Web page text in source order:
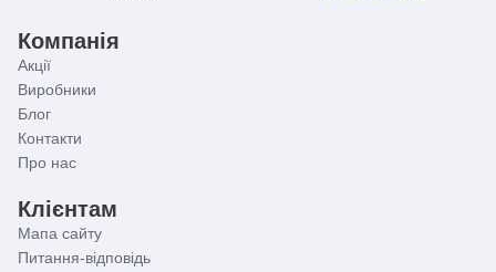
Компанія
Акції
Виробники
Блог
Контакти
Про нас
Клієнтам
Мапа сайту
Питання-відповідь